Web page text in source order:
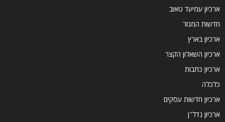
ארכיון עמיעד טאוב
חדשות המגזר
ארכיון בארץ
ארכיון השאלון הקצר
ארכיון כתבות
כלכלה
ארכיון חדשות עסקים
ארכיון נדל''ן